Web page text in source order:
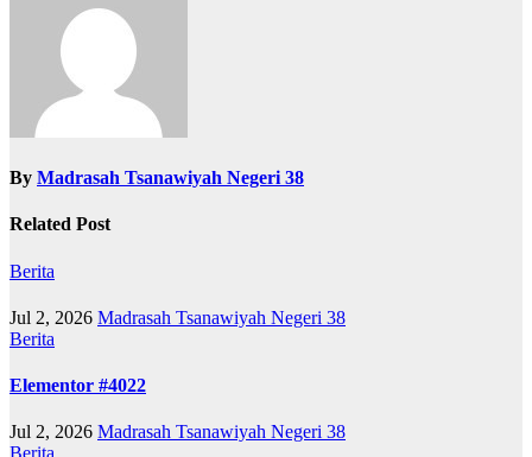
By Madrasah Tsanawiyah Negeri 38
Related Post
Berita
Jul 2, 2026 Madrasah Tsanawiyah Negeri 38
Berita
Elementor #4022
Jul 2, 2026 Madrasah Tsanawiyah Negeri 38